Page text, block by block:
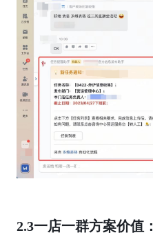
2.3一店一群方案价值：